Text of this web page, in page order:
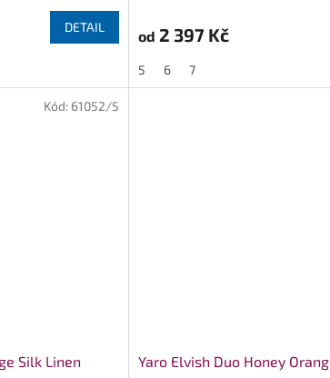
DETAIL
je
z
5
od 2 397 Kč
5 6 7
Silk Linen
Kód: 61052/5
Yaro Elvish Duo Honey